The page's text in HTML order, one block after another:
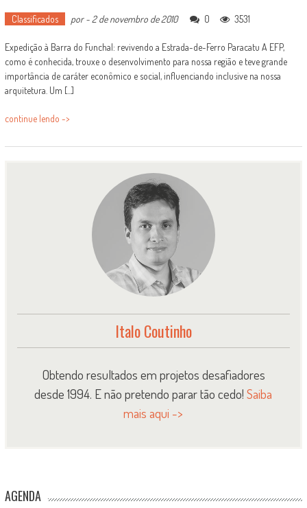
Classificados por-2 de novembro de 2010 0 3531
Expedição à Barra do Funchal: revivendo a Estrada-de-Ferro Paracatu A EFP,
como é conhecida, trouxe o desenvolvimento para nossa região e teve grande
importância de caráter econômico e social, influenciando inclusive na nossa
arquitetura. Um [...]
continue lendo ->
Italo Coutinho
Obtendo resultados em projetos desafiadores
desde 1994. E não pretendo parar tão cedo!Saiba
mais aqui ->
AGENDA